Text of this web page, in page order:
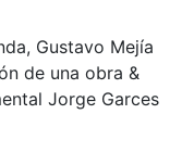
Gustavo Mejía
de una obra &
Jorge Garces